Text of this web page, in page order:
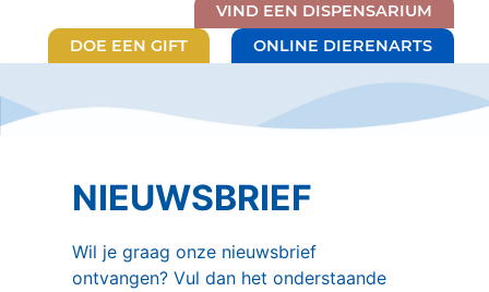
VIND EEN DISPENSARIUM
DOE EEN GIFT
ONLINE DIERENARTS
NIEUWSBRIEF
Wil je graag onze nieuwsbrief
ontvangen? Vul dan het onderstaande